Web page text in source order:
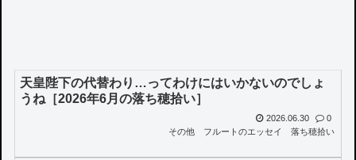
天皇陛下の代替わり…ってわけにはいかないのでしょ
うね［2026年6月の落ち穂拾い］
2026.06.30
0
その他
フルートのエッセイ 落ち穂拾い